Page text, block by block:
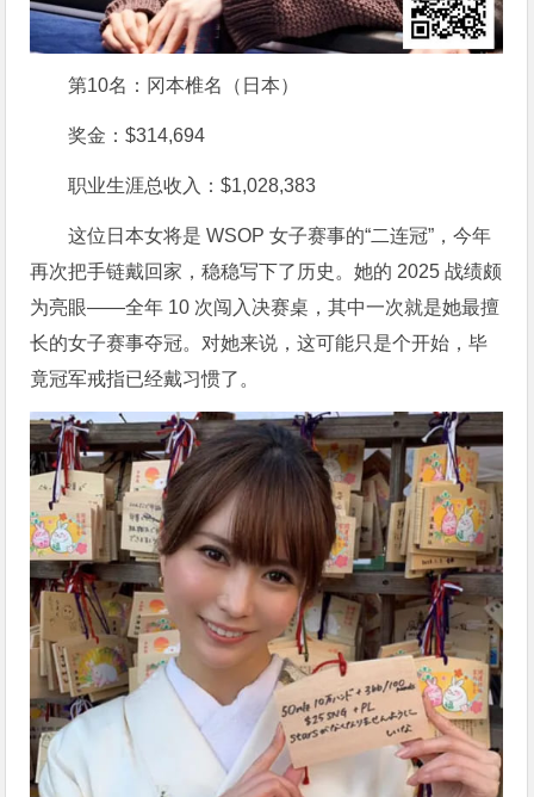
第10名：冈本椎名（日本）
奖金：$314,694
职业生涯总收入：$1,028,383
这位日本女将是 WSOP 女子赛事的“二连冠”，今年
再次把手链戴回家，稳稳写下了历史。她的 2025 战绩颇
为亮眼——全年 10 次闯入决赛桌，其中一次就是她最擅
长的女子赛事夺冠。对她来说，这可能只是个开始，毕
竟冠军戒指已经戴习惯了。